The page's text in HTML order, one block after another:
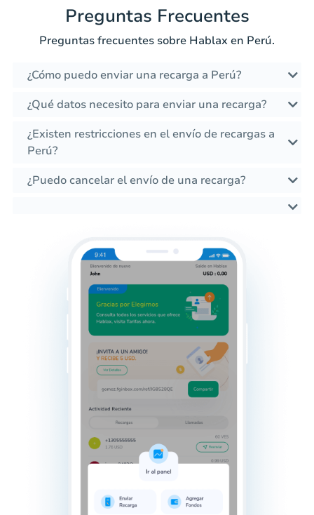
Preguntas Frecuentes
Preguntas frecuentes sobre Hablax en Perú.
¿Cómo puedo enviar una recarga a Perú?
¿Qué datos necesito para enviar una recarga?
¿Existen restricciones en el envío de recargas a
Perú?
¿Puedo cancelar el envío de una recarga?